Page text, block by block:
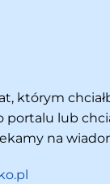
którym
portalu lub
na